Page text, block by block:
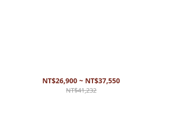
NT$26,900 ~ NT$37,550
NT$41,232